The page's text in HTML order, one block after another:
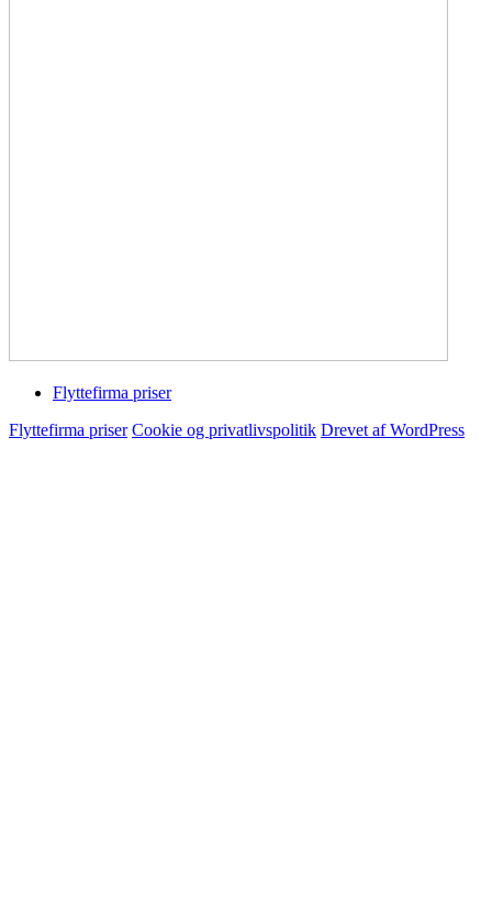
Flyttefirma priser
Flyttefirma priser Cookie og privatlivspolitik Drevet af WordPress